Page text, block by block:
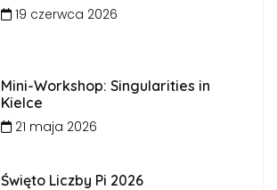
19 czerwca 2026
Mini-Workshop: Singularities in
Kielce
21 maja 2026
Święto Liczby Pi 2026